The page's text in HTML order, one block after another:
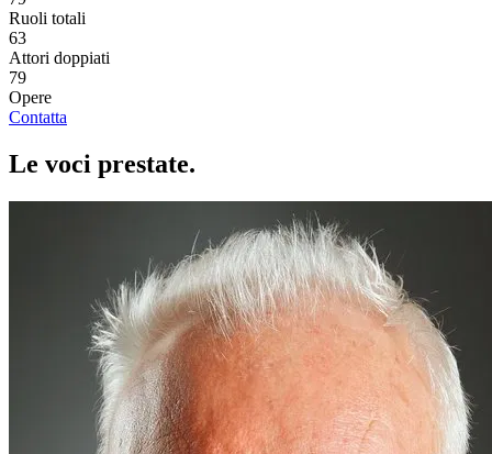
Ruoli totali
63
Attori doppiati
79
Opere
Contatta
Le voci prestate.